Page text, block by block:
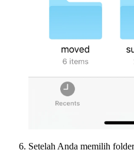
Setelah Anda memilih